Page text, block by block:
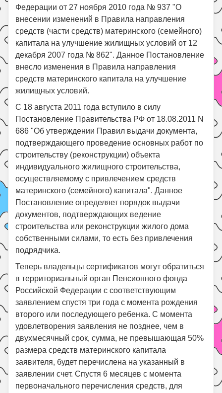
Федерации от 27 ноября 2010 года № 937 "О
внесении изменений в Правила направления
средств (части средств) материнского (семейного)
капитала на улучшение жилищных условий от 12
декабря 2007 года № 862". Данное Постановление
внесло изменения в Правила направления
средств материнского капитала на улучшение
жилищных условий.
С 18 августа 2011 года вступило в силу
Постановление Правительства РФ от 18.08.2011 N
686 "Об утверждении Правил выдачи документа,
подтверждающего проведение основных работ по
строительству (реконструкции) объекта
индивидуального жилищного строительства,
осуществляемому с привлечением средств
материнского (семейного) капитала". Данное
Постановление определяет порядок выдачи
документов, подтверждающих ведение
строительства или реконструкции жилого дома
собственными силами, то есть без привлечения
подрядчика.
Теперь владельцы сертификатов могут обратиться
в территориальный орган Пенсионного фонда
Российской Федерации с соответствующим
заявлением спустя три года с момента рождения
второго или последующего ребенка. С момента
удовлетворения заявления не позднее, чем в
двухмесячный срок, сумма, не превышающая 50%
размера средств материнского капитала
заявителя, будет перечислена на указанный в
заявлении счет. Спустя 6 месяцев с момента
первоначального перечисления средств, для